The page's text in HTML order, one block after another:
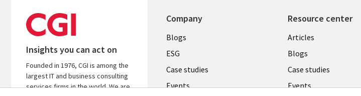
Insights you can act on
Founded in 1976, CGI is among the
largest IT and business consulting
services firms in the world. We are
Company
Useful
links
SLOVAKIA
Blogs
ESG
Case studies
Events
Resource center
Library
Links
SLOVAKIA
Articles
Blogs
Case studies
Events